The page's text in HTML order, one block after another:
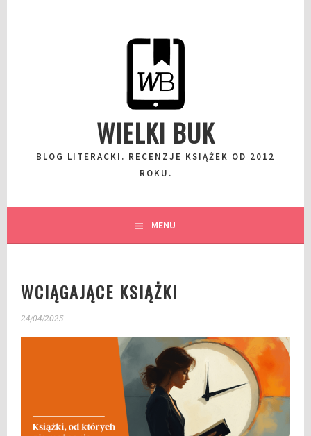
WIELKI BUK
BLOG LITERACKI. RECENZJE KSIĄŻEK OD 2012
ROKU.
MENU
WCIĄGAJĄCE KSIĄŻKI
24/04/2025